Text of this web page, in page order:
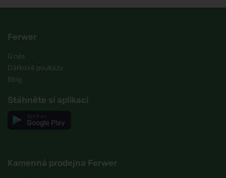
Ferwer
O nás
Dárkové poukazy
Blog
Stáhněte si aplikaci
Google Play
Kamenná prodejna Ferwer